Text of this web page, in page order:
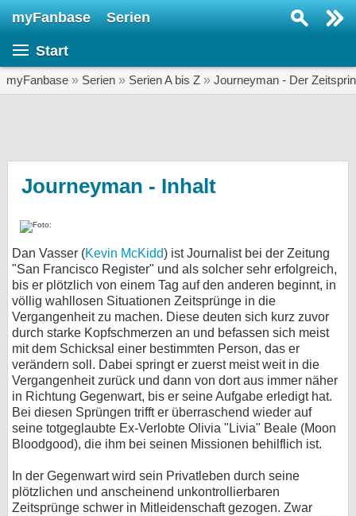
myFanbase Serien
Start
myFanbase » Serien » Serien A bis Z » Journeyman - Der
Journeyman - Inhalt
Dan Vasser (Kevin McKidd) ist Journalist bei der Zeitung
"San Francisco Register" und als solcher sehr erfolgreich,
bis er plötzlich von einem Tag auf den anderen beginnt, in
völlig wahllosen Situationen Zeitsprünge in die
Vergangenheit zu machen. Diese deuten sich kurz zuvor
durch starke Kopfschmerzen an und befassen sich meist
mit dem Schicksal einer bestimmten Person, das er
verändern soll. Dabei springt er zuerst meist weit in die
Vergangenheit zurück und dann von dort aus immer näher
in Richtung Gegenwart, bis er seine Aufgabe erledigt hat.
Bei diesen Sprüngen trifft er überraschend wieder auf
seine totgeglaubte Ex-Verlobte Olivia "Livia" Beale (Moon
Bloodgood), die ihm bei seinen Missionen behilflich ist.
In der Gegenwart wird sein Privatleben durch seine
plötzlichen und anscheinend unkontrollierbaren
Zeitsprünge schwer in Mitleidenschaft gezogen. Zwar
SERIEN
Specials
SERVICE
Gewinnspiele
Forum
bei X
bei Facebook
Nutzungsbedingungen